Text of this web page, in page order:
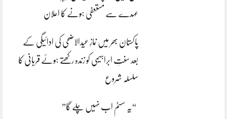
عہدے سے مستعفی ہونے کا اعلان
پاکستان بھر میں نمازِ عیدالاضحی کی ادائیگی کے
بعد سنتِ ابراہیمی کو زندہ رکھتے ہوئے قربانی کا
سلسلہ شروع
“یہ سسٹم اب نہیں چلے گا”